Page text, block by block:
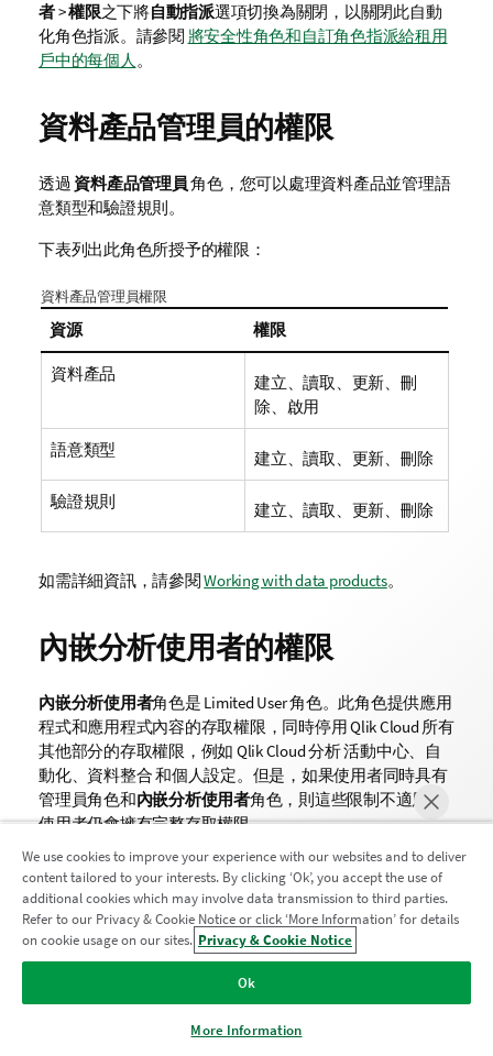
立即聊天
者>權限之下將自動指派選項切換為關閉，以關閉此自動
化角色指派。請參閱 將安全性角色和自訂角色指派給租用
戶中的每個人。
資料產品管理員的權限
透過 資料產品管理員角色，您可以處理資料產品並管理語
意類型和驗證規則。
下表列出此角色所授予的權限：
資料產品管理員權限
資源 權限
資料產品
建立、讀取、更新、刪
除、啟用
語意類型 建立、讀取、更新、刪除
驗證規則 建立、讀取、更新、刪除
如需詳細資訊，請參閱Working with data products。
內嵌分析使用者的權限
內嵌分析使用者角色是 Limited User 角色。此角色提供應用
程式和應用程式內容的存取權限，同時停用Qlik Cloud所有
其他部分的存取權限，例如 Qlik Cloud 分析活動中心、
自
動化、 資料整合和個人設定。但是，如果使用者同時具有
管理員角色和內嵌分析使用者角色，則這些限制不適用。
使用者仍會擁有完整存取權限。
具有內嵌分析使用者角色的使用者可以透過直接連結存取
應用程式和工作表，例如在內嵌使用情況下。使用者獲准
透過應用程式進行的事項是根據使用者的其他安全性角
色、授權權利和空間角色。
依照預設，會為所有使用者停用
用戶管理員可以在管理活動中心內的管理使用者>權限之
選項切換為開啟，以開啟自動化角色指派。
We use cookies to improve your experience with our websites and to deliver
content tailored to your interests. By clicking ‘Ok’, you accept the use of
additional cookies which may involve data transmission to third parties.
Refer to our Privacy & Cookie Notice or click ‘More Information’ for details
on cookie usage on our sites. Privacy & Cookie Notice
Ok
More Information